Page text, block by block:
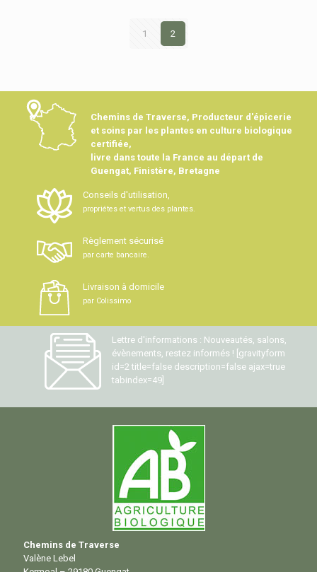
1 2
Chemins de Traverse, Producteur d'épicerie
et soins par les plantes en culture biologique
certifiée,
livre dans toute la France au départ de
Guengat, Finistère, Bretagne
Conseils d'utilisation,
propriétes et vertus des plantes.
Règlement sécurisé
par carte bancaire.
Livraison à domicile
par Colissimo
Lettre d'informations : Nouveautés, salons,
évènements, restez informés ! [gravityform
id=2 title=false description=false ajax=true
tabindex=49]
Chemins de Traverse
Valène Lebel